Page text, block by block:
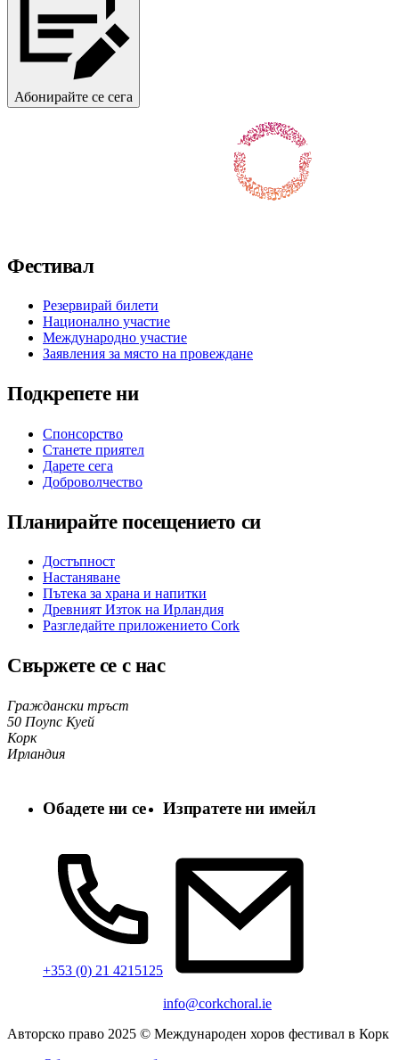
Абонирайте се сега
Фестивал
Резервирай билети
Национално участие
Международно участие
Заявления за място на провеждане
Подкрепете ни
Спонсорство
Станете приятел
Дарете сега
Доброволчество
Планирайте посещението си
Достъпност
Настаняване
Пътека за храна и напитки
Древният Изток на Ирландия
Разгледайте приложението Cork
Свържете се с нас
Граждански тръст
50 Поупс Куей
Корк
Ирландия
Обадете ни се
+353 (0) 21 4215125
Изпратете ни имейл
info@corkchoral.ie
Авторско право 2025 © Международен хоров фестивал в Корк